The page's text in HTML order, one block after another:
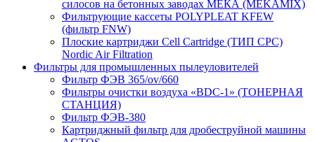
силосов на бетонных заводах МЕКА (MEKAMIX)
Фильтрующие кассеты POLYPLEAT KFEW
(фильтр FNW)
Плоские картриджи Cell Cartridge (ТИП СРС)
Nordic Air Filtration
Фильтры для промышленных пылеуловителей
Фильтр ФЭВ 365/ov/660
Фильтры очистки воздуха «BDC-1» (ТОНЕРНАЯ
СТАНЦИЯ)
Фильтр ФЭВ-380
Картриджный фильтр для дробеструйной машины